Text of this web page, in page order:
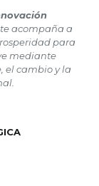
acompaña a
para
mediante
el cambio y la